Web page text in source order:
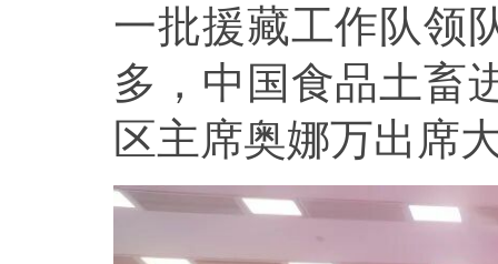
一批援藏工作队领
多，中国食品土畜
区主席奥娜万出席